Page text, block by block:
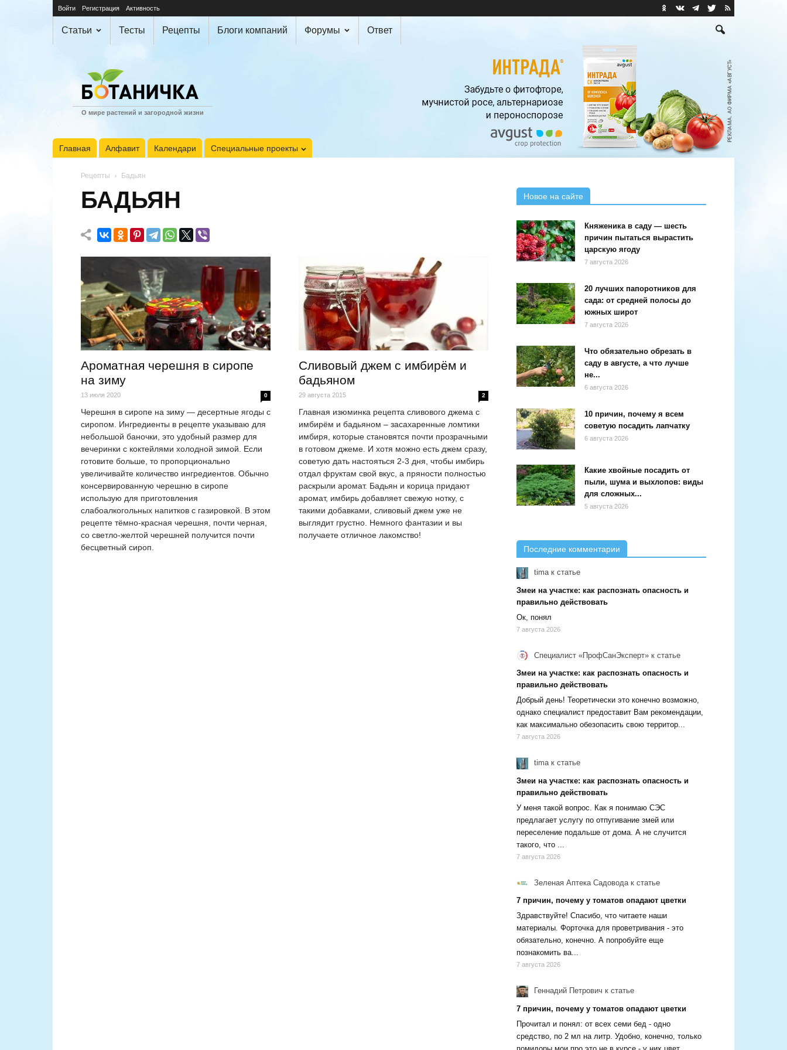
Войти Регистрация Активность
Статьи Тесты Рецепты Блоги компаний Форумы Ответ
О мире растений и загородной жизни
Главная Алфавит Календари Специальные проекты
Рецепты Бадьян
БАДЬЯН
Ароматная черешня в сиропе
на зиму
13 июля 2020 0
Черешня в сиропе на зиму — десертные ягоды с
сиропом. Ингредиенты в рецепте указываю для
небольшой баночки, это удобный размер для
вечеринки с коктейлями холодной зимой. Если
готовите больше, то пропорционально
увеличивайте количество ингредиентов. Обычно
консервированную черешню в сиропе
использую для приготовления
слабоалкогольных напитков с газировкой. В этом
рецепте тёмно-красная черешня, почти черная,
со светло-желтой черешней получится почти
бесцветный сироп.
Сливовый джем с имбирём и
бадьяном
29 августа 2015 2
Главная изюминка рецепта сливового джема с
имбирём и бадьяном – засахаренные ломтики
имбиря, которые становятся почти прозрачными
в готовом джеме. И хотя можно есть джем сразу,
советую дать настояться 2-3 дня, чтобы имбирь
отдал фруктам свой вкус, а пряности полностью
раскрыли аромат. Бадьян и корица придают
аромат, имбирь добавляет свежую нотку, с
такими добавками, сливовый джем уже не
выглядит грустно. Немного фантазии и вы
получаете отличное лакомство!
Новое на сайте
Княженика в саду — шесть
причин пытаться вырастить
царскую ягоду
7 августа 2026
20 лучших папоротников для
сада: от средней полосы до
южных широт
7 августа 2026
Что обязательно обрезать в
саду в августе, а что лучше
не...
6 августа 2026
10 причин, почему я всем
советую посадить лапчатку
6 августа 2026
Какие хвойные посадить от
пыли, шума и выхлопов: виды
для сложных...
5 августа 2026
Последние комментарии
timaк статье
Змеи на участке: как распознать опасность и
правильно действовать
Ок, понял
7 августа 2026
Специалист «ПрофСанЭксперт» к статье
Змеи на участке: как распознать опасность и
правильно действовать
Добрый день! Теоретически это конечно возможно,
однако специалист предоставит Вам рекомендации,
как максимально обезопасить свою территор...
7 августа 2026
timaк статье
Змеи на участке: как распознать опасность и
правильно действовать
У меня такой вопрос. Как я понимаю СЭС
предлагает услугу по отпугивание змей или
переселение подальше от дома. А не случится
такого, что ...
7 августа 2026
Зеленая Аптека Садовода к статье
7 причин, почему у томатов опадают цветки
Здравствуйте! Спасибо, что читаете наши
материалы. Форточка для проветривания - это
обязательно, конечно. А попробуйте еще
познакомить ва...
7 августа 2026
Геннадий Петрович к статье
7 причин, почему у томатов опадают цветки
Прочитал и понял: от всех семи бед - одно
средство, по 2 мл на литр. Удобно, конечно, только